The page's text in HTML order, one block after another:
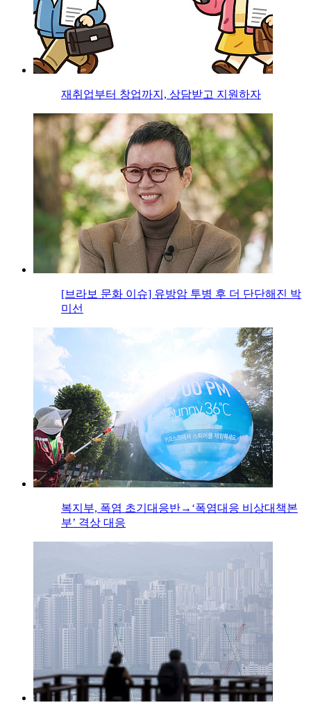
재취업부터 창업까지, 상담받고 지원하자
[브라보 문화 이슈] 유방암 투병 후 더 단단해진 박
미선
복지부, 폭염 초기대응반→‘폭염대응 비상대책본
부’ 격상 대응